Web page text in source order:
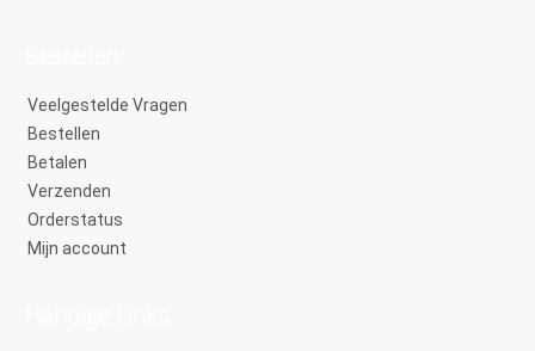
Veelgestelde Vragen
Bestellen
Betalen
Verzenden
Orderstatus
Mijn account